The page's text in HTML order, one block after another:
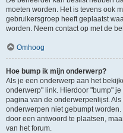
moeten worden. Het is tevens ook
gebruikersgroep heeft geplaatst
worden. Neem contact op met de
Omhoog
Hoe bump ik mijn onderwerp?
Als je een onderwerp aan het
onderwerp" link. Hierdoor "bump"
pagina van de onderwerpenlijst.
onderwerpen niet gebumpt
door een antwoord te plaatsen,
van het forum.